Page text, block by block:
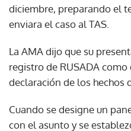
diciembre, preparando el
enviara el caso al TAS.
La AMA dijo que su
registro de RUSADA
declaración de los hechos
Cuando se designe un
con el asunto y se